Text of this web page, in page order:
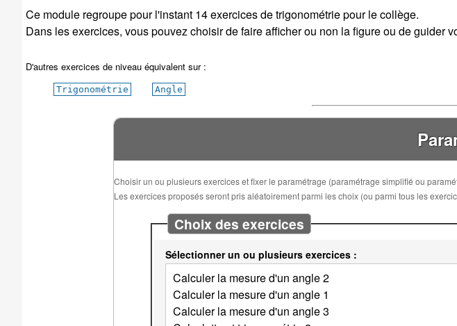
Ce module regroupe pour l'instant 14 exercices de trigonométrie pour le collège.
Dans les exercices, vous pouvez choisir de faire afficher ou non la figure ou de guider
D'autres exercices de niveau équivalent sur :
Trigonométrie Angle
Choisir un ou plusieurs exercices et fixer le paramétrage (paramétrage simplifié ou
Les exercices proposés seront pris aléatoirement parmi les choix (ou parmi tous les
Choix des exercices
Sélectionner un ou plusieurs exercices :